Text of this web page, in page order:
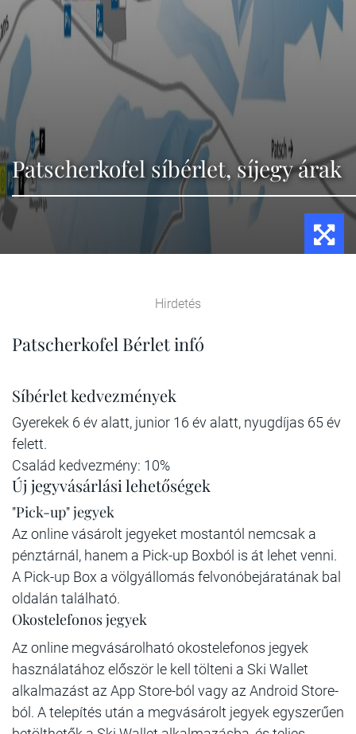
Patscherkofel síbérlet, síjegy árak
Hirdetés
Patscherkofel Bérlet infó
Síbérlet kedvezmények
Gyerekek 6 év alatt, junior 16 év alatt, nyugdíjas 65 év
felett.
Család kedvezmény: 10%
Új jegyvásárlási lehetőségek
"Pick-up" jegyek
Az online vásárolt jegyeket mostantól nemcsak a
pénztárnál, hanem a Pick-up Boxból is át lehet venni.
A Pick-up Box a völgyállomás felvonóbejáratának bal
oldalán található.
Okostelefonos jegyek
Az online megvásárolható okostelefonos jegyek
használatához először le kell tölteni a Ski Wallet
alkalmazást az App Store-ból vagy az Android Store-
ból. A telepítés után a megvásárolt jegyek egyszerűen